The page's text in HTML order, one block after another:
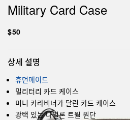
Military Card Case
$50
상세 설명
휴먼메이드
밀리터리 카드 케이스
미니 카라비너가 달린 카드 케이스
광택 있는 나일론 트윌 원단